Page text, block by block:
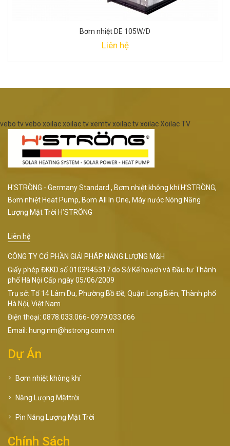
Bơm nhiệt DE 105W/D
Liên hệ
vebo tvvebo xoilacxoilac tvxemtvxoilac tvxoilacXoilac TV
H'STRÖNG - Germany Standard , Bơm nhiệt không khí H’STRÖNG,
Bơm nhiệt Heat Pump, Bơm All In One, Máy nước Nóng Năng
Lượng Mặt Trời H’STRÖNG
Liên hệ
CÔNG TY CỔ PHẦN GIẢI PHÁP NĂNG LƯỢNG M&H
Giấy phép ĐKKD số 0103945317 do Sở Kế hoạch và Đầu tư Thành
phố Hà Nội Cấp ngày 05/06/2009
Trụ sở: Tổ 14 Lâm Du, Phường Bồ Đề, Quận Long Biên, Thành phố
Hà Nội, Việt Nam
Điện thoại: 0878.033.066- 0979.033.066
Email: hung.nm@hstrong.com.vn
Dự Án
Bơm nhiệt không khí
Năng Lượng Mặttrời
Pin Năng Lượng Mặt Trời
Chính Sách